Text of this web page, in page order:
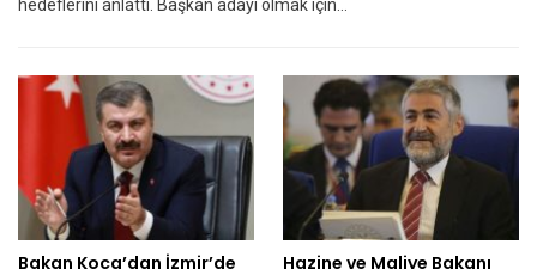
hedeflerini anlattı. Başkan adayı olmak için…
Bakan Koca’dan İzmir’de Hazine ve Maliye Bakanı